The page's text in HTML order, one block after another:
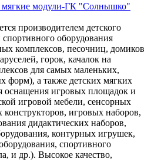
мягкие модули-ГК "Солнышко"
производителем детского
оборудования
комплексов, песочниц, домиков
горок, качалок на
для самых маленьких,
форм), а также детских мягких
оснащения игровых площадок и
игровой мебели, сенсорных
игровых наборов,
дидактических наборов,
контурных игрушек,
спортивного
и др.). Высокое качество,